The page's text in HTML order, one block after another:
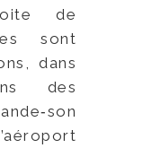
de
sont
dans
des